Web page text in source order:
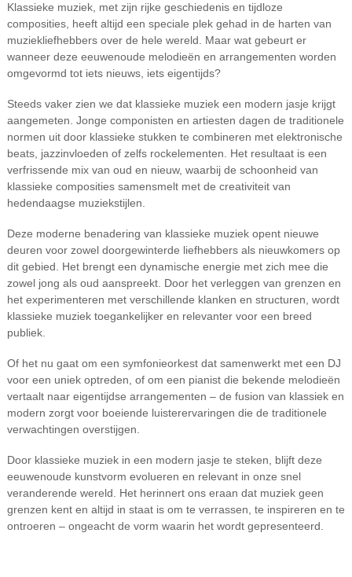
Klassieke muziek, met zijn rijke geschiedenis en tijdloze
composities, heeft altijd een speciale plek gehad in de harten van
muziekliefhebbers over de hele wereld. Maar wat gebeurt er
wanneer deze eeuwenoude melodieën en arrangementen worden
omgevormd tot iets nieuws, iets eigentijds?
Steeds vaker zien we dat klassieke muziek een modern jasje krijgt
aangemeten. Jonge componisten en artiesten dagen de traditionele
normen uit door klassieke stukken te combineren met elektronische
beats, jazzinvloeden of zelfs rockelementen. Het resultaat is een
verfrissende mix van oud en nieuw, waarbij de schoonheid van
klassieke composities samensmelt met de creativiteit van
hedendaagse muziekstijlen.
Deze moderne benadering van klassieke muziek opent nieuwe
deuren voor zowel doorgewinterde liefhebbers als nieuwkomers op
dit gebied. Het brengt een dynamische energie met zich mee die
zowel jong als oud aanspreekt. Door het verleggen van grenzen en
het experimenteren met verschillende klanken en structuren, wordt
klassieke muziek toegankelijker en relevanter voor een breed
publiek.
Of het nu gaat om een symfonieorkest dat samenwerkt met een DJ
voor een uniek optreden, of om een pianist die bekende melodieën
vertaalt naar eigentijdse arrangementen – de fusion van klassiek en
modern zorgt voor boeiende luisterervaringen die de traditionele
verwachtingen overstijgen.
Door klassieke muziek in een modern jasje te steken, blijft deze
eeuwenoude kunstvorm evolueren en relevant in onze snel
veranderende wereld. Het herinnert ons eraan dat muziek geen
grenzen kent en altijd in staat is om te verrassen, te inspireren en te
ontroeren – ongeacht de vorm waarin het wordt gepresenteerd.